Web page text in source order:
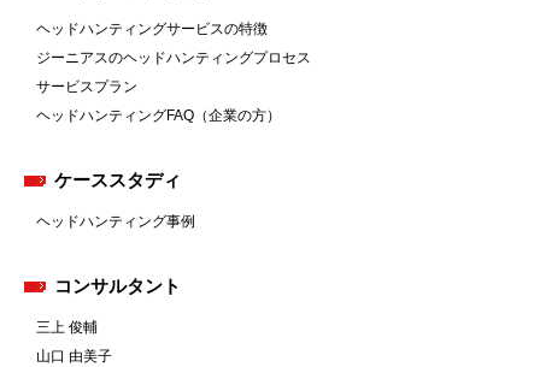
ヘッドハンティングサービスの特徴
ジーニアスのヘッドハンティングプロセス
サービスプラン
ヘッドハンティングFAQ（企業の方）
ケーススタディ
ヘッドハンティング事例
コンサルタント
三上 俊輔
山口 由美子